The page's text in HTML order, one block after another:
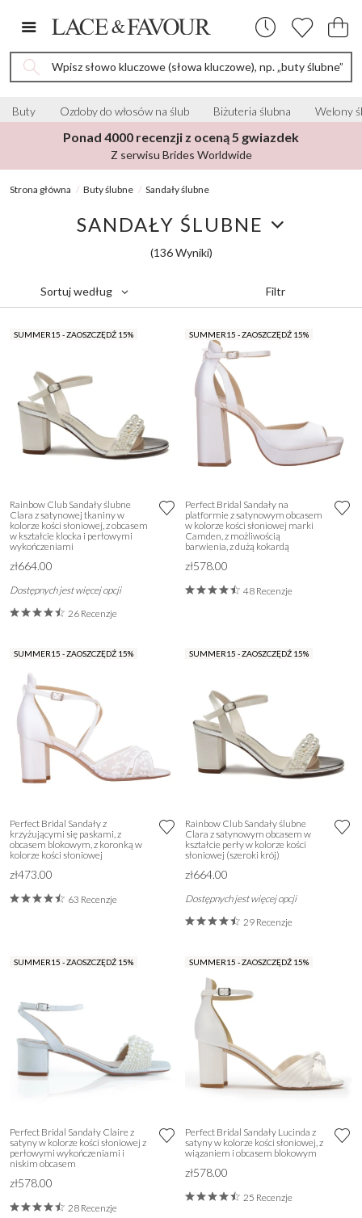
Wpisz słowo kluczowe (słowa kluczowe), np. „buty ślubne”
Buty Ozdoby do włosów na ślub Biżuteria ślubna Welony
Ponad 4000 recenzji z oceną 5 gwiazdek
Z serwisu Brides Worldwide
Strona główna Buty ślubne Sandały ślubne
SANDAŁY ŚLUBNE
(136 Wyniki)
Sortuj według Filtr
SUMMER15 - ZAOSZCZĘDŹ 15%
Rainbow Club Sandały ślubne
Clara z satynowej tkaniny w
kolorze kości słoniowej, z obcasem
w kształcie klocka i perłowymi
wykończeniami
zł664.00
Dostępnych jest więcej opcji
26 Recenzje
SUMMER15 - ZAOSZCZĘDŹ 15%
Perfect Bridal Sandały na
platformie z satynowym obcasem
w kolorze kości słoniowej marki
Camden, z możliwością
barwienia, z dużą kokardą
zł578.00
48 Recenzje
SUMMER15 - ZAOSZCZĘDŹ 15%
Perfect Bridal Sandały z
krzyżującymi się paskami, z
obcasem blokowym, z koronką w
kolorze kości słoniowej
zł473.00
63 Recenzje
SUMMER15 - ZAOSZCZĘDŹ 15%
Rainbow Club Sandały ślubne
Clara z satynowym obcasem w
kształcie perły w kolorze kości
słoniowej (szeroki krój)
zł664.00
Dostępnych jest więcej opcji
29 Recenzje
SUMMER15 - ZAOSZCZĘDŹ 15%
Perfect Bridal Sandały Claire z
satyny w kolorze kości słoniowej z
perłowymi wykończeniami i
niskim obcasem
zł578.00
28 Recenzje
SUMMER15 - ZAOSZCZĘDŹ 15%
Perfect Bridal Sandały Lucinda z
satyny w kolorze kości słoniowej, z
wiązaniem i obcasem blokowym
zł578.00
25 Recenzje